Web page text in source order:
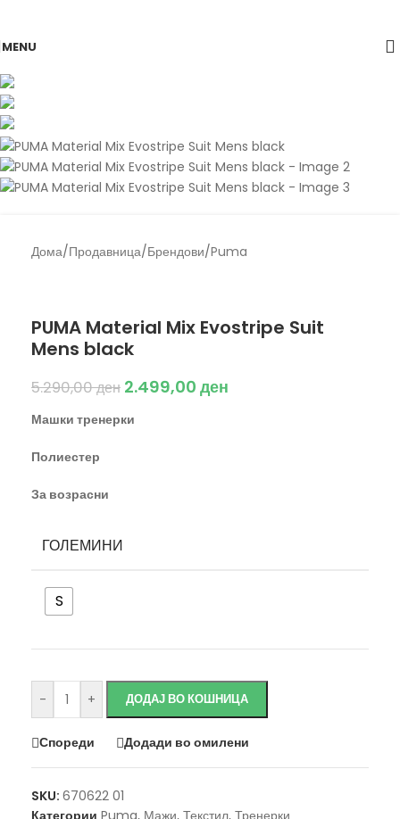
MENU
-53%
Дома/Продавница/Брендови/Puma
PUMA Material Mix Evostripe Suit
Mens black
5.290,00ден 2.499,00 ден
Машки тренерки
Полиестер
За возрасни
ГОЛЕМИНИ
S
- + ДОДАЈ ВО КОШНИЦА
Спореди Додади во омилени
SKU: 670622 01
Категории Puma, Мажи, Текстил, Тренерки